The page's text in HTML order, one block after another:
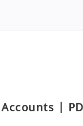
| PD